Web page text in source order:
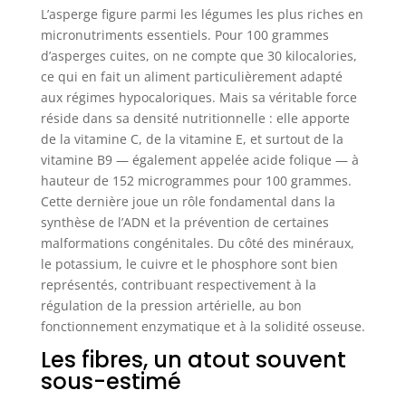
L’asperge figure parmi les légumes les plus riches en
micronutriments essentiels. Pour 100 grammes
d’asperges cuites, on ne compte que 30 kilocalories,
ce qui en fait un aliment particulièrement adapté
aux régimes hypocaloriques. Mais sa véritable force
réside dans sa densité nutritionnelle : elle apporte
de la vitamine C, de la vitamine E, et surtout de la
vitamine B9 — également appelée acide folique — à
hauteur de 152 microgrammes pour 100 grammes.
Cette dernière joue un rôle fondamental dans la
synthèse de l’ADN et la prévention de certaines
malformations congénitales. Du côté des minéraux,
le potassium, le cuivre et le phosphore sont bien
représentés, contribuant respectivement à la
régulation de la pression artérielle, au bon
fonctionnement enzymatique et à la solidité osseuse.
Les fibres, un atout souvent
sous-estimé